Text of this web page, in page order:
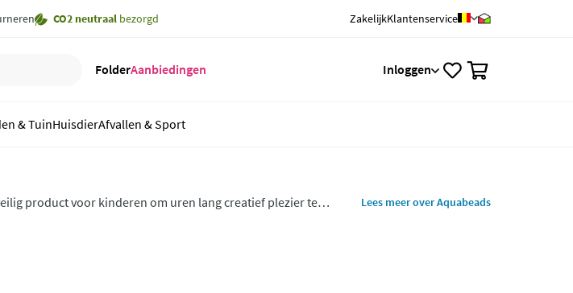
CO2 neutraal bezorgd ZakelijkKlantenservice
FolderAanbiedingen Inloggen
& TuinHuisdierAfvallen & Sport
product voor kinderen om uren lang creatief plezier te
Lees meer over Aquabeads